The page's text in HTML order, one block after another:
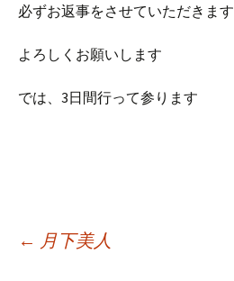
必ずお返事をさせていただきます
よろしくお願いします
では、3日間行って参ります
投
← 月下美人